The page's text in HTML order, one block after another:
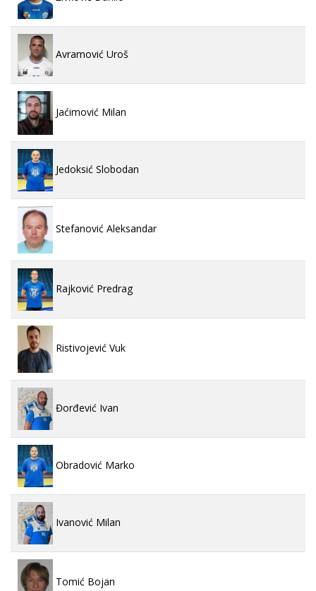
Avramović Uroš
Jaćimović Milan
Jedoksić Slobodan
Stefanović Aleksandar
Rajković Predrag
Ristivojević Vuk
Đorđević Ivan
Obradović Marko
Ivanović Milan
Tomić Bojan